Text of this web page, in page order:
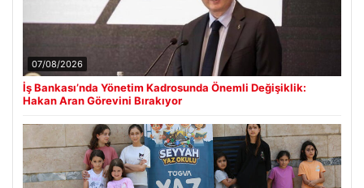
07/08/2026
İş Bankası’nda Yönetim Kadrosunda Önemli Değişiklik:
Hakan Aran Görevini Bırakıyor